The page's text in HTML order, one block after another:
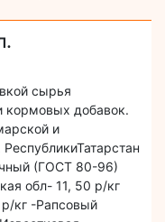
сырья
кормовых добавок.
и
(ГОСТ 80-96)
обл- 11, 50 р/кг
кг -Рапсовый